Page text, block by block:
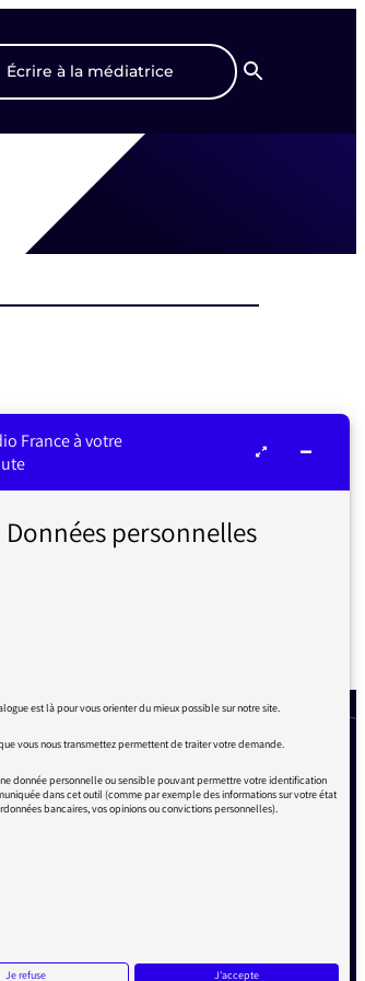
Écrire à la médiatrice
Recherche
France à votre
Données personnelles
est là pour vous orienter du mieux possible sur notre site.
vous nous transmettez permettent de traiter votre demande.
donnée personnelle ou sensible pouvant permettre votre identification
dans cet outil (comme par exemple des informations sur votre état
bancaires, vos opinions ou convictions personnelles).
Je refuse J'accepte